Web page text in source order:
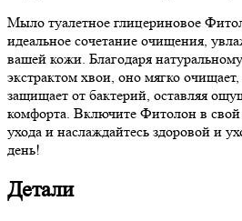
Мыло туалетное глицериновое
идеальное сочетание очищения,
вашей кожи. Благодаря
экстрактом хвои, оно мягко
защищает от бактерий, оставляя
комфорта. Включите Фитолон в
ухода и наслаждайтесь здоровой и
день!
Детали